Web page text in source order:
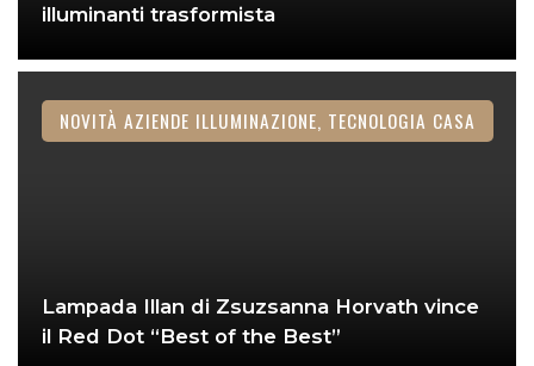
illuminanti trasformista
Lampada Illan di Zsuzsanna Horvath vince
il Red Dot “Best of the Best”
NOVITÀ AZIENDE ILLUMINAZIONE, TECNOLOGIA CASA